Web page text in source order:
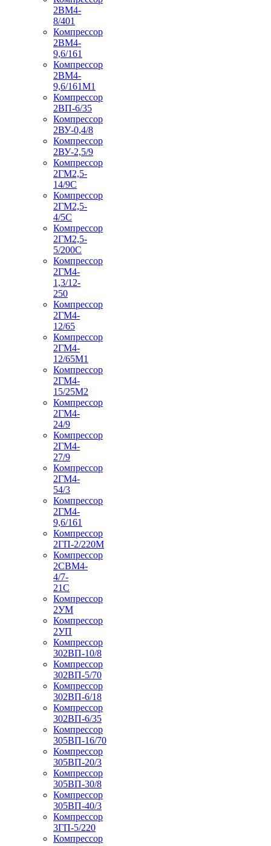
2ВМ4-
8/401
Компрессор
2ВМ4-
9,6/161
Компрессор
2ВМ4-
9,6/161М1
Компрессор
2ВП-6/35
Компрессор
2ВУ-0,4/8
Компрессор
2ВУ-2,5/9
Компрессор
2ГМ2,5-
14/9С
Компрессор
2ГМ2,5-
4/5С
Компрессор
2ГМ2,5-
5/200С
Компрессор
2ГМ4-
1,3/12-
250
Компрессор
2ГМ4-
12/65
Компрессор
2ГМ4-
12/65М1
Компрессор
2ГМ4-
15/25М2
Компрессор
2ГМ4-
24/9
Компрессор
2ГМ4-
27/9
Компрессор
2ГМ4-
54/3
Компрессор
2ГМ4-
9,6/161
Компрессор
2ГП-2/220М
Компрессор
2СВМ4-
4/7-
21С
Компрессор
2УМ
Компрессор
2УП
Компрессор
302ВП-10/8
Компрессор
302ВП-5/70
Компрессор
302ВП-6/18
Компрессор
302ВП-6/35
Компрессор
305ВП-16/70
Компрессор
305ВП-20/3
Компрессор
305ВП-30/8
Компрессор
305ВП-40/3
Компрессор
3ГП-5/220
Компрессор